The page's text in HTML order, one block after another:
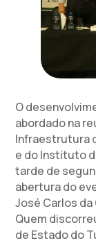
O
abordado na
Infraestrutura
e do Instituto
tarde de
abertura do
José Carlos da
Quem
de Estado do